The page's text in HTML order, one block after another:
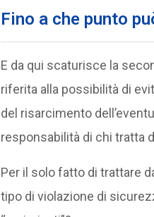
Fino a che punto
E da qui scaturisce la
riferita alla possibilità di
del risarcimento
responsabilità di chi tratta
Per il solo fatto di trattare
tipo di violazione di